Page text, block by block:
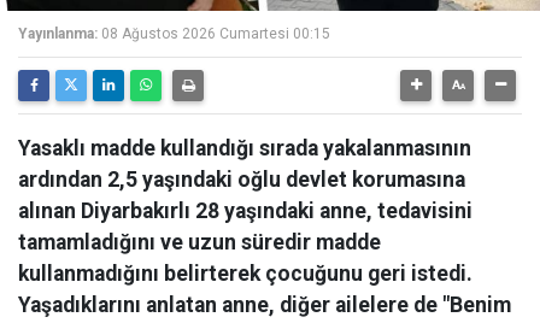
Yayınlanma: 08 Ağustos 2026 Cumartesi 00:15
Yasaklı madde kullandığı sırada yakalanmasının
ardından 2,5 yaşındaki oğlu devlet korumasına
alınan Diyarbakırlı 28 yaşındaki anne, tedavisini
tamamladığını ve uzun süredir madde
kullanmadığını belirterek çocuğunu geri istedi.
Yaşadıklarını anlatan anne, diğer ailelere de "Benim